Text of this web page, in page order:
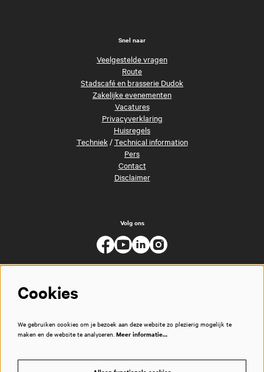
Snel naar
Veelgestelde vragen
Route
Stadscafé en brasserie Dudok
Zakelijke evenementen
Vacatures
Privacyverklaring
Huisregels
Techniek/Technical information
Pers
Contact
Disclaimer
Volg ons
Cookies
We gebruiken cookies om je bezoek aan deze website zo plezierig mogelijk te
maken en de website te analyseren. Meer informatie…